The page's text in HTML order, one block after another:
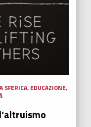
SFERICA, EDUCAZIONE,